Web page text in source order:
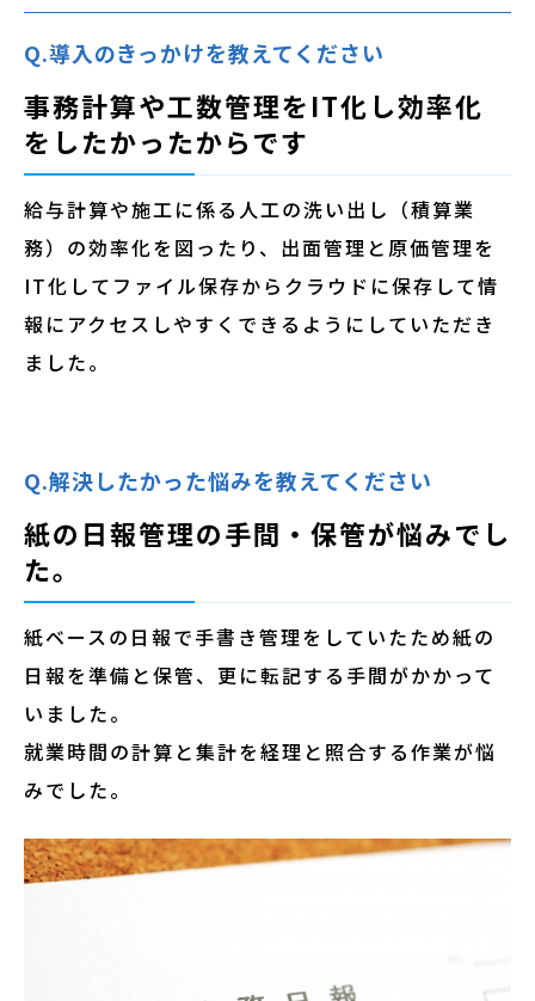
Q.導入のきっかけを教えてください
事務計算や工数管理をIT化し効率化
をしたかったからです
給与計算や施工に係る人工の洗い出し（積算業
務）の効率化を図ったり、出面管理と原価管理を
IT化してファイル保存からクラウドに保存して情
報にアクセスしやすくできるようにしていただき
ました。
Q.解決したかった悩みを教えてください
紙の日報管理の手間・保管が悩みでし
た。
紙ベースの日報で手書き管理をしていたため紙の
日報を準備と保管、更に転記する手間がかかって
いました。
就業時間の計算と集計を経理と照合する作業が悩
みでした。